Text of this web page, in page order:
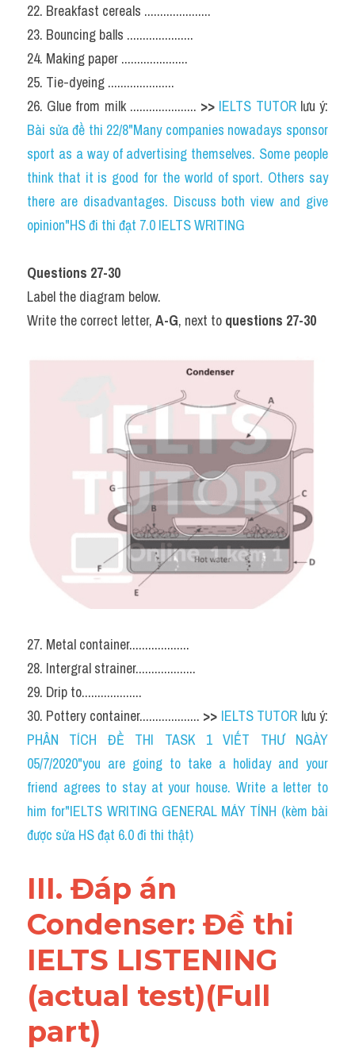
22. Breakfast cereals .....................
23. Bouncing balls .....................
24. Making paper .....................
25. Tie-dyeing .....................
26. Glue from milk ..................... >> IELTS TUTOR
Bài sửa đề thi 22/8"Many companies nowadays sponsor
sport as a way of advertising themselves. Some people
think that it is good for the world of sport. Others say
there are disadvantages. Discuss both view and give
opinion"HS đi thi đạt 7.0 IELTS WRITING
Questions 27-30
Label the diagram below.
Write the correct letter, A-G, next to questions 27-30
27. Metal container...................
28. Intergral strainer...................
29. Drip to...................
30. Pottery container................... >> IELTS TUTOR
PHÂN TÍCH ĐỀ THI TASK 1 VIẾT THƯ NGÀY
05/7/2020"you are going to take a holiday and your
friend agrees to stay at your house. Write a letter to
him for"IELTS WRITING GENERAL MÁY TÍNH (kèm bài
được sửa HS đạt 6.0 đi thi thật)
III. Đáp án
Condenser: Đề thi
IELTS LISTENING
(actual test)(Full
part)